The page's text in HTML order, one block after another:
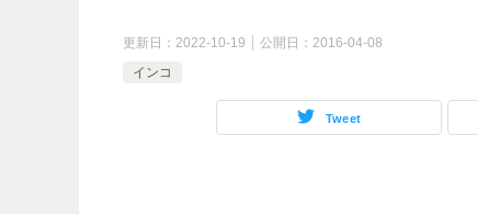
更新日： 2022-10-19 公開日： 2016-04-08
インコ
Tweet